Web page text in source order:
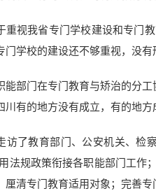
重视我省专门学校建设和专门
门学校的建设还不够重视，没有
能部门在专门教育与矫治的分
川有的地方没有成立，有的地
访了教育部门、公安机关、检
法规政策衔接各职能部门工作
厘清专门教育适用对象；完善专